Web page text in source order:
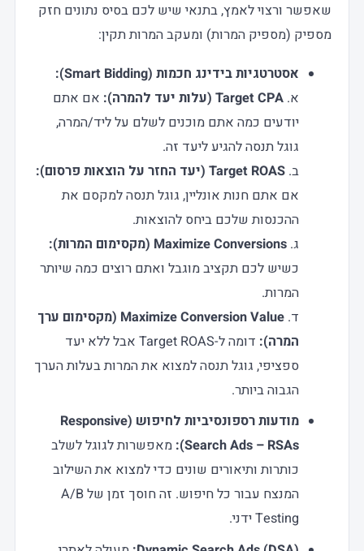
שאפשר ורצוי לאמץ, בתנאי שיש לכם בסיס נתונים חזק
מספיק (מספיק המרות) ומעקב המרות תקין:
אסטרטגיות בידינג חכמות (Smart Bidding):
א.Target CPA (עלות יעד להמרה):
אם אתם
יודעים כמה אתם מוכנים לשלם על ליד/המרה,
גוגל תנסה להגיע ליעד זה.
ב.Target ROAS (יעד החזר על הוצאות פרסום):
אם אתם חנות אונליין, גוגל תנסה למקסם את
ההכנסות שלכם ביחס להוצאות.
ג.Maximize Conversions (מקסימום המרות):
כשיש לכם תקציב מוגבל ואתם רוצים כמה שיותר
המרות.
ד.
Maximize Conversion Value (מקסימום ערך
המרה):
דומה ל-Target ROAS אבל ללא יעד
ספציפי, גוגל תנסה למצוא את המרות בעלות הערך
הגבוה ביותר.
מודעות רספונסיביות לחיפוש (Responsive
Search Ads – RSAs):
מאפשרות לגוגל לשלב
כותרות ותיאורים שונים כדי למצוא את השילוב
המנצח עבור כל חיפוש. זה חוסך זמן של A/B
Testing ידני.